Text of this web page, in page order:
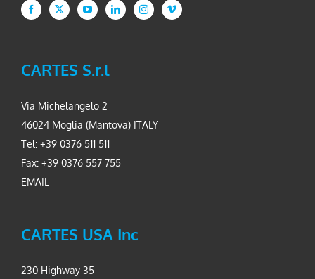
CARTES S.r.l
Via Michelangelo 2
46024 Moglia (Mantova) ITALY
Tel: +39 0376 511 511
Fax: +39 0376 557 755
EMAIL
CARTES USA Inc
230 Highway 35